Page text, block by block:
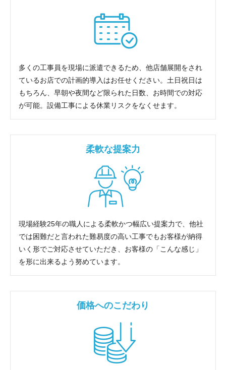
多くの工事員を現場に派遣できるため、他店舗展開をされ
ているお店での計画的導入はお任せください。土日祝日は
もちろん、早朝や夜間など限られた日数、お時間での対応
が可能。設備工事による休業リスクをなくせます。
柔軟な提案力
現場経験25年の職人による柔軟かつ幅広い提案力で、他社
では困難だと言われた難易度の高い工事でもお客様が納得
いく形でご対応させていただき、お客様の「こんな感じ」
を形に出来るよう努めています。
価格へのこだわり